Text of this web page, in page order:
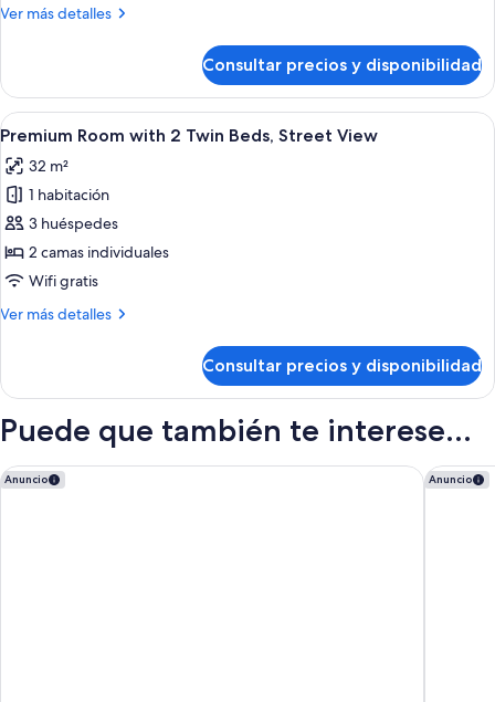
View
King
Bed
Ver más detalles
Más
Premium
Neptuno
View
with
King
Bed
Consultar precios y disponibilidad
Abrir
todas
las
fotos
de
Premium
Room
2
Street
View
Habitación de hotel con dos camas,
12
Premium Room with 2 Twin Beds, Street View
32 m²
1 habitación
3 huéspedes
2 camas individuales
Wifi gratis
Ver más detalles
Más
Room
2
Beds,
Street
Consultar precios y disponibilidad
Puede que también te interese...
Anuncio
Madrid Marriott Hotel Princesa Plaza Anuncio
Melia